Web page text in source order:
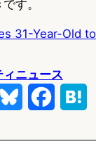
す。
31-Year-Old
ニュース